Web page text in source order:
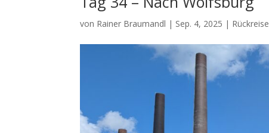
von Rainer Braumandl | Sep. 4, 2025 | Rückreise